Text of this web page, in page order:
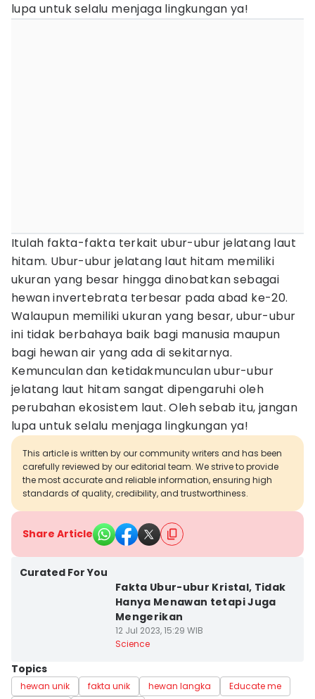
lupa untuk selalu menjaga lingkungan ya!
Itulah fakta-fakta terkait ubur-ubur jelatang laut
hitam. Ubur-ubur jelatang laut hitam memiliki
ukuran yang besar hingga dinobatkan sebagai
hewan invertebrata terbesar pada abad ke-20.
Walaupun memiliki ukuran yang besar, ubur-ubur
ini tidak berbahaya baik bagi manusia maupun
bagi hewan air yang ada di sekitarnya.
Kemunculan dan ketidakmunculan ubur-ubur
jelatang laut hitam sangat dipengaruhi oleh
perubahan ekosistem laut. Oleh sebab itu, jangan
lupa untuk selalu menjaga lingkungan ya!
This article is written by our community writers and has been
carefully reviewed by our editorial team. We strive to provide
the most accurate and reliable information, ensuring high
standards of quality, credibility, and trustworthiness.
Share Article
Curated For You
Fakta Ubur-ubur Kristal, Tidak
Hanya Menawan tetapi Juga
Mengerikan
12 Jul 2023, 15:29 WIB
Science
Topics
hewan unik fakta unik hewan langka
Educate me